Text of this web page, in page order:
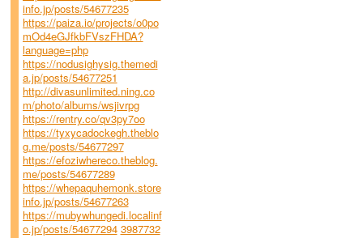
info.jp/posts/54677235
https://paiza.io/projects/o0po
mOd4eGJfkbFVszFHDA?
language=php
https://nodusighysig.themedi
a.jp/posts/54677251
http://divasunlimited.ning.co
m/photo/albums/wsjivrpg
https://rentry.co/qv3py7oo
https://tyxycadockegh.theblo
g.me/posts/54677297
https://efoziwhereco.theblog.
me/posts/54677289
https://whepaquhemonk.store
info.jp/posts/54677263
https://mubywhungedi.localinf
o.jp/posts/54677294 3987732